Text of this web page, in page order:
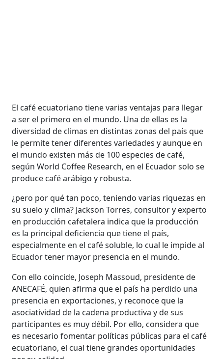
El café ecuatoriano tiene varias ventajas para llegar
a ser el primero en el mundo. Una de ellas es la
diversidad de climas en distintas zonas del país que
le permite tener diferentes variedades y aunque en
el mundo existen más de 100 especies de café,
según World Coffee Research, en el Ecuador solo se
produce café arábigo y robusta.
¿pero por qué tan poco, teniendo varias riquezas en
su suelo y clima? Jackson Torres, consultor y experto
en producción cafetalera indica que la producción
es la principal deficiencia que tiene el país,
especialmente en el café soluble, lo cual le impide al
Ecuador tener mayor presencia en el mundo.
Con ello coincide, Joseph Massoud, presidente de
ANECAFÉ, quien afirma que el país ha perdido una
presencia en exportaciones, y reconoce que la
asociatividad de la cadena productiva y de sus
participantes es muy débil. Por ello, considera que
es necesario fomentar políticas públicas para el café
ecuatoriano, el cual tiene grandes oportunidades